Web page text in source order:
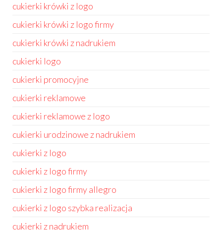
cukierki krówki z logo
cukierki krówki z logo firmy
cukierki krówki z nadrukiem
cukierki logo
cukierki promocyjne
cukierki reklamowe
cukierki reklamowe z logo
cukierki urodzinowe z nadrukiem
cukierki z logo
cukierki z logo firmy
cukierki z logo firmy allegro
cukierki z logo szybka realizacja
cukierki z nadrukiem